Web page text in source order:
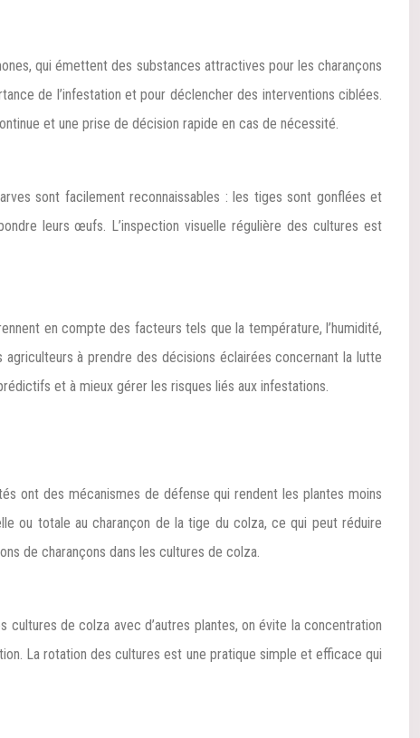
qui émettent des substances attractives pour les charançons
de l’infestation et pour déclencher des interventions ciblées.
et une prise de décision rapide en cas de nécessité.
sont facilement reconnaissables : les tiges sont gonflées et
leurs œufs. L’inspection visuelle régulière des cultures est
en compte des facteurs tels que la température, l’humidité,
à prendre des décisions éclairées concernant la lutte
et à mieux gérer les risques liés aux infestations.
ont des mécanismes de défense qui rendent les plantes moins
ou totale au charançon de la tige du colza, ce qui peut réduire
de charançons dans les cultures de colza.
de colza avec d’autres plantes, on évite la concentration
La rotation des cultures est une pratique simple et efficace qui